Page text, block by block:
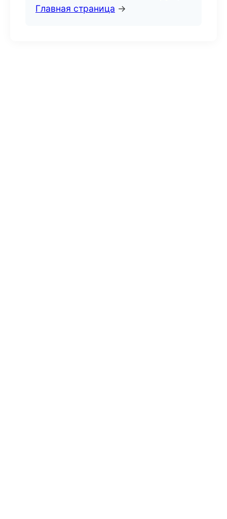
Главная страница →